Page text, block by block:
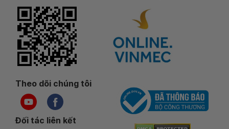
Theo dõi chúng tôi
Đối tác liên kết